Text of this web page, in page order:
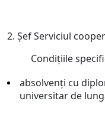
2. Şef Serviciul
Condiţiile
absolvenţi cu
universitar de